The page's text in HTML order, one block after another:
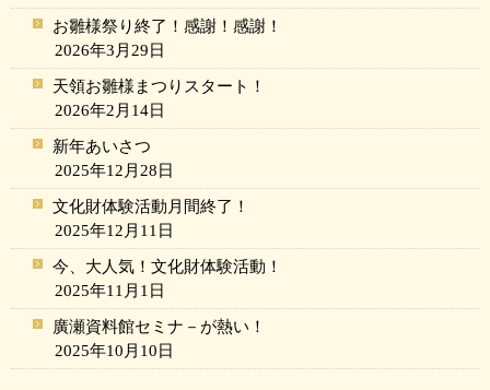
お雛様祭り終了！感謝！感謝！
2026年3月29日
天領お雛様まつりスタート！
2026年2月14日
新年あいさつ
2025年12月28日
文化財体験活動月間終了！
2025年12月11日
今、大人気！文化財体験活動！
2025年11月1日
廣瀬資料館セミナ－が熱い！
2025年10月10日